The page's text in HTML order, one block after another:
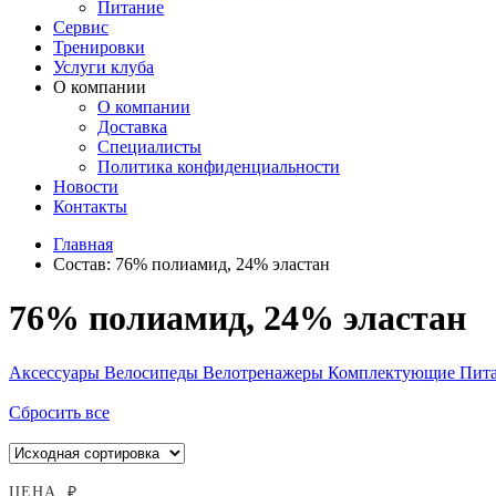
Питание
Сервис
Тренировки
Услуги клуба
О компании
О компании
Доставка
Специалисты
Политика конфиденциальности
Новости
Контакты
Главная
Состав: 76% полиамид, 24% эластан
76% полиамид, 24% эластан
Аксессуары Велосипеды Велотренажеры Комплектующие
Сбросить все
ЦЕНА, ₽